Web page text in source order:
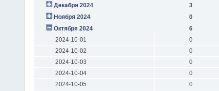
Декабря 2024
3
Ноября 2024
0
Октября 2024
6
2024-10-01
0
2024-10-02
0
2024-10-03
0
2024-10-04
0
2024-10-05
0